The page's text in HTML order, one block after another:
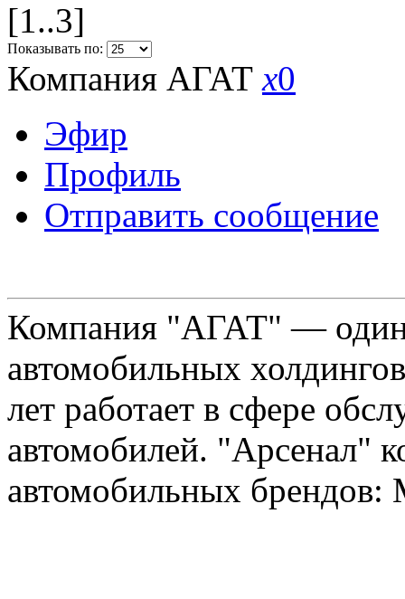
[1..3]
Показывать по:
Компания АГАТx0
Эфир
Профиль
Отправить сообщение
Компания "АГАТ" —
автомобильных
лет работает в сфере
автомобилей. "Арсенал"
автомобильных